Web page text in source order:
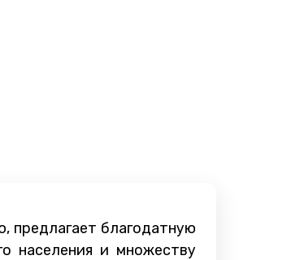
предлагает благодатную
населения и множеству